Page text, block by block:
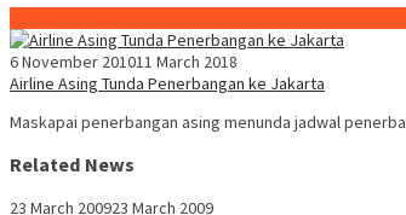
6 November 201011 March 2018
Airline Asing Tunda Penerbangan ke Jakarta
Maskapai penerbangan asing menunda jadwal
Related News
23 March 200923 March 2009